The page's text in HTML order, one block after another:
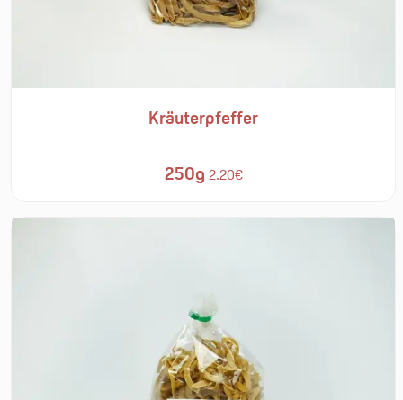
Kräuterpfeffer
250g 2.20€